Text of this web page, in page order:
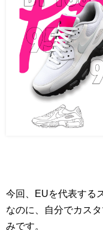
今回、EUを代表する
なのに、自分でカス
みです。